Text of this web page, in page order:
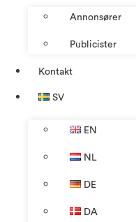
Annonsører
Publicister
Kontakt
SV
EN
NL
DE
DA